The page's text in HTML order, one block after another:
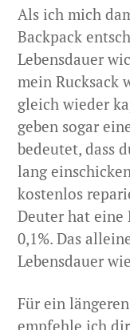
Als ich mich
Backpack
Lebensdauer
mein Rucksack
gleich wieder
geben sogar
bedeutet, dass
lang
kostenlos
Deuter hat eine
0,1%. Das
Lebensdauer
Für ein
empfehle ich